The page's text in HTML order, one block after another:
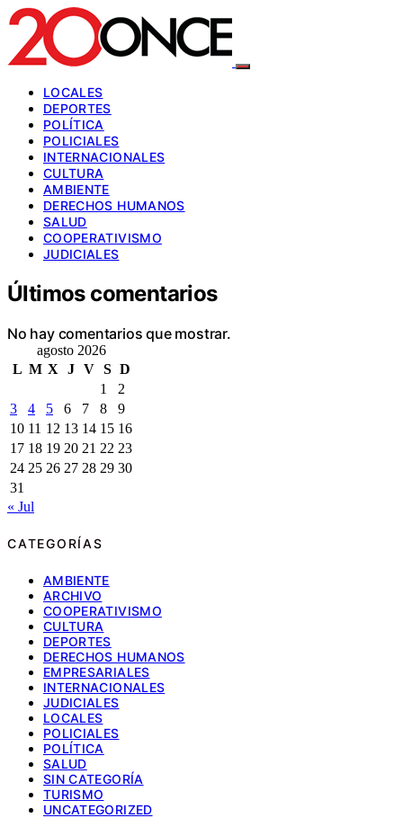
LOCALES
DEPORTES
POLÍTICA
POLICIALES
INTERNACIONALES
CULTURA
AMBIENTE
DERECHOS HUMANOS
SALUD
COOPERATIVISMO
JUDICIALES
Últimos comentarios
No hay comentarios que mostrar.
agosto 2026
L M X J V S D
1
2
3
4 5 6 7 8
9
10 11 12 13 14 15 16
17 18 19 20 21 22 23
24 25 26 27 28 29 30
31
« Jul
CATEGORÍAS
AMBIENTE
ARCHIVO
COOPERATIVISMO
CULTURA
DEPORTES
DERECHOS HUMANOS
EMPRESARIALES
INTERNACIONALES
JUDICIALES
LOCALES
POLICIALES
POLÍTICA
SALUD
SIN CATEGORÍA
TURISMO
UNCATEGORIZED